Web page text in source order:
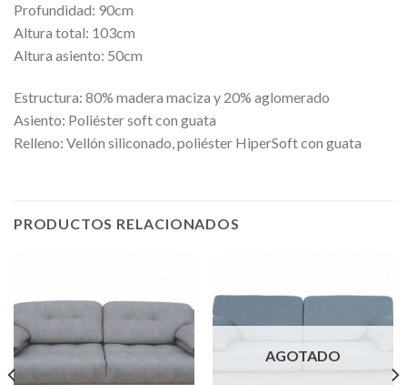
Profundidad: 90cm
Altura total: 103cm
Altura asiento: 50cm
Estructura: 80% madera maciza y 20% aglomerado
Asiento: Poliéster soft con guata
Relleno: Vellón siliconado, poliéster HiperSoft con guata
PRODUCTOS RELACIONADOS
AGOTADO